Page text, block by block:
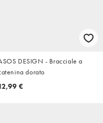
DESIGN - Bracciale a
dorato
€